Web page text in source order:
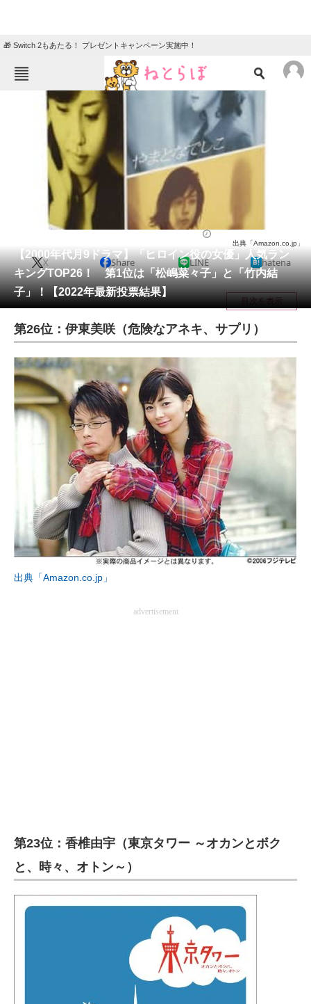
🎁 Switch 2もあたる！ プレゼントキャンペーン実施中！
ねとらぼメニュー
地域
教育・育児
リサーチ
会員記事
メディア
注目記事を集めた総合ページ
ITの今と未来を見通す
スマホと通信の最新トレンド
進化するPCとデバイスの未来
好きが集まる 比べて選べる
ビジネスと働き方のヒント
AI活用のいまが分かる
企業ITのトレンドを詳説
経営リーダーのコミュニティ
マーケ×ITの今がよく分かる
ITエンジニア向け専門サイト
建設×テクノロジーの最前線
ちょっと気になるネットの話題
【2000年代月9ドラマ】「ヒロイン役の女優」人気ラン
キングTOP26！ 第1位は「松嶋菜々子」と「竹内結
子」！【2022年最新投票結果】
出典「Amazon.co.jp」
X Share LINE hatena
目次を表示
第26位：伊東美咲（危険なアネキ、サプリ）
出典「Amazon.co.jp」
advertisement
第23位：香椎由宇（東京タワー ～オカンとボク
と、時々、オトン～）